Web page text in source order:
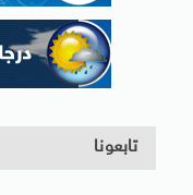
تابعونا